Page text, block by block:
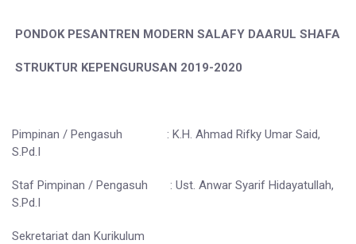
PONDOK PESANTREN MODERN SALAFY DAARUL SHAFA
STRUKTUR KEPENGURUSAN 201 9-2020
Pimpinan / Pengasuh : K.H. Ahmad Rifky Umar Said,
S.Pd.I
Staf Pimpinan / Pengasuh : Ust. Anwar Syarif Hidayatullah,
S.Pd.I
Sekretariat dan Kurikulum